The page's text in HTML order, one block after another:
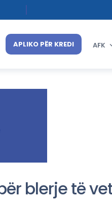
APLIKO PËR KREDI AFK
blerje të